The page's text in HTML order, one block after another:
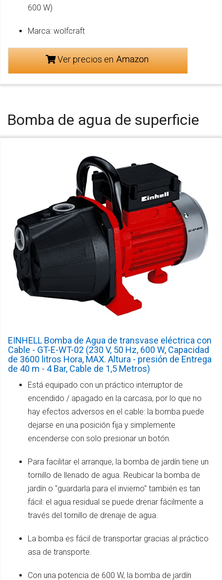
600 W)
Marca: wolfcraft
Ver precios en
Bomba de agua de superficie
EINHELL Bomba de Agua de transvase eléctrica con
Cable - GT-E-WT-02 (230 V, 50 Hz, 600 W, Capacidad
de 3600 litros Hora, MAX. Altura - presión de Entrega
de 40 m - 4 Bar, Cable de 1,5 Metros)
Está equipado con un práctico interruptor de
encendido / apagado en la carcasa, por lo que no
hay efectos adversos en el cable: la bomba puede
dejarse en una posición fija y simplemente
encenderse con solo presionar un botón.
Para facilitar el arranque, la bomba de jardín tiene un
tornillo de llenado de agua. Reubicar la bomba de
jardín o "guardarla para el invierno" también es tan
fácil: el agua residual se puede drenar fácilmente a
través del tornillo de drenaje de agua.
La bomba es fácil de transportar gracias al práctico
asa de transporte.
Con una potencia de 600 W, la bomba de jardín